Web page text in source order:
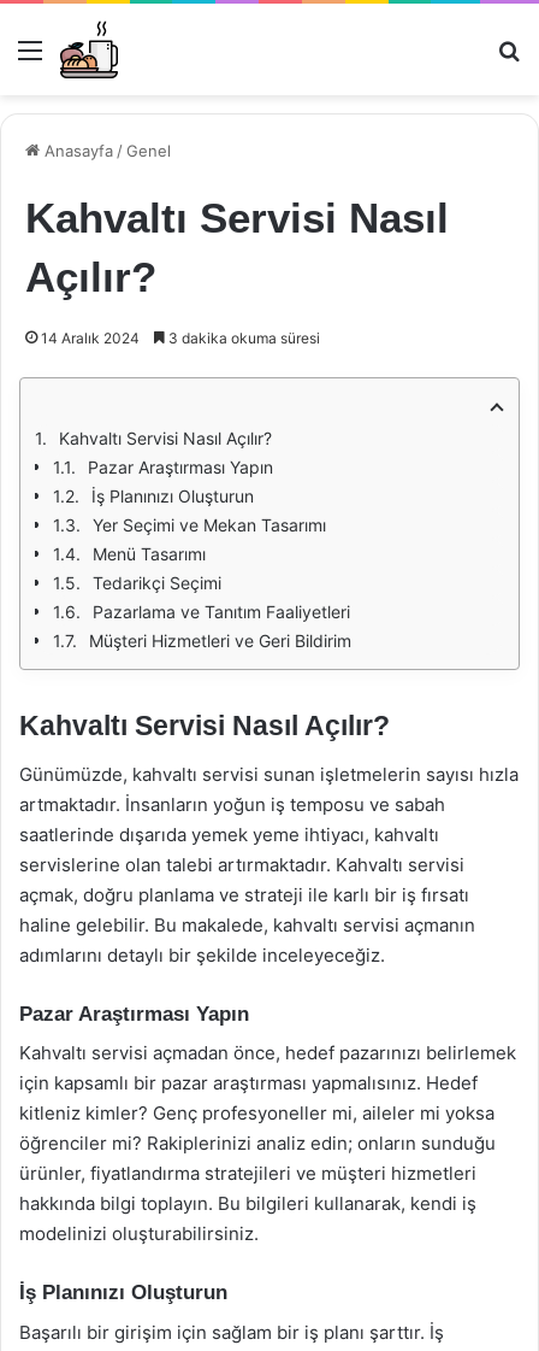
Menü
Anasayfa /Genel
Kahvaltı Servisi Nasıl
Açılır?
14 Aralık 2024 3 dakika okuma süresi
Kahvaltı Servisi Nasıl Açılır?
Pazar Araştırması Yapın
İş Planınızı Oluşturun
Yer Seçimi ve Mekan Tasarımı
Menü Tasarımı
Tedarikçi Seçimi
Pazarlama ve Tanıtım Faaliyetleri
Müşteri Hizmetleri ve Geri Bildirim
Kahvaltı Servisi Nasıl Açılır?
Günümüzde, kahvaltı servisi sunan işletmelerin sayısı hızla
artmaktadır. İnsanların yoğun iş temposu ve sabah
saatlerinde dışarıda yemek yeme ihtiyacı, kahvaltı
servislerine olan talebi artırmaktadır. Kahvaltı servisi
açmak, doğru planlama ve strateji ile karlı bir iş fırsatı
haline gelebilir. Bu makalede, kahvaltı servisi açmanın
adımlarını detaylı bir şekilde inceleyeceğiz.
Pazar Araştırması Yapın
Kahvaltı servisi açmadan önce, hedef pazarınızı belirlemek
için kapsamlı bir pazar araştırması yapmalısınız. Hedef
kitleniz kimler? Genç profesyoneller mi, aileler mi yoksa
öğrenciler mi? Rakiplerinizi analiz edin; onların sunduğu
ürünler, fiyatlandırma stratejileri ve müşteri hizmetleri
hakkında bilgi toplayın. Bu bilgileri kullanarak, kendi iş
modelinizi oluşturabilirsiniz.
İş Planınızı Oluşturun
Başarılı bir girişim için sağlam bir iş planı şarttır. İş